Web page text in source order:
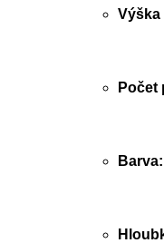
Výška
Počet
Barva: